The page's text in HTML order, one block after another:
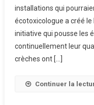
installations qui
écotoxicologue a créé le
initiative qui pousse les
continuellement leur
crèches ont […]
Continuer la